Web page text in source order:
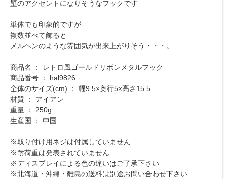
壁のアクセントになりそうなフックです
単体でも印象的ですが
複数並べて飾ると
メルヘンのような雰囲気が出来上がりそう・・・。
商品名 ： レトロ風ゴールドリボンメタルフック
商品番号 ： hal9826
全体のサイズ(cm) ： 幅9.5×奥行5×高さ15.5
材質 ： アイアン
重量 ： 250g
生産国 ： 中国
※取り付け用ネジは付属していません
※耐荷重は発表されていません
※ディスプレイによる色の違いはご了承下さい
※北海道・沖縄・離島の送料は別途お問い合わせ下さい